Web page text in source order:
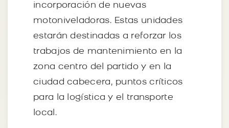
incorporación de nuevas
motoniveladoras. Estas unidades
estarán destinadas a reforzar los
trabajos de mantenimiento en la
zona centro del partido y en la
ciudad cabecera, puntos críticos
para la logística y el transporte
local.